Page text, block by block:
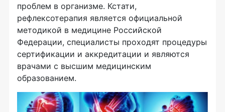
проблем в организме. Кстати,
рефлексотерапия является официальной
методикой в медицине Российской
Федерации, специалисты проходят процедуры
сертификации и аккредитации и являются
врачами с высшим медицинским
образованием.